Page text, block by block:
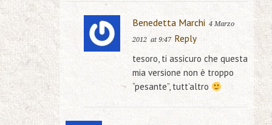
Benedetta Marchi 4 Marzo
2012 at 9:47 Reply
tesoro, ti assicuro che questa
mia versione non è troppo
“pesante”, tutt’altro